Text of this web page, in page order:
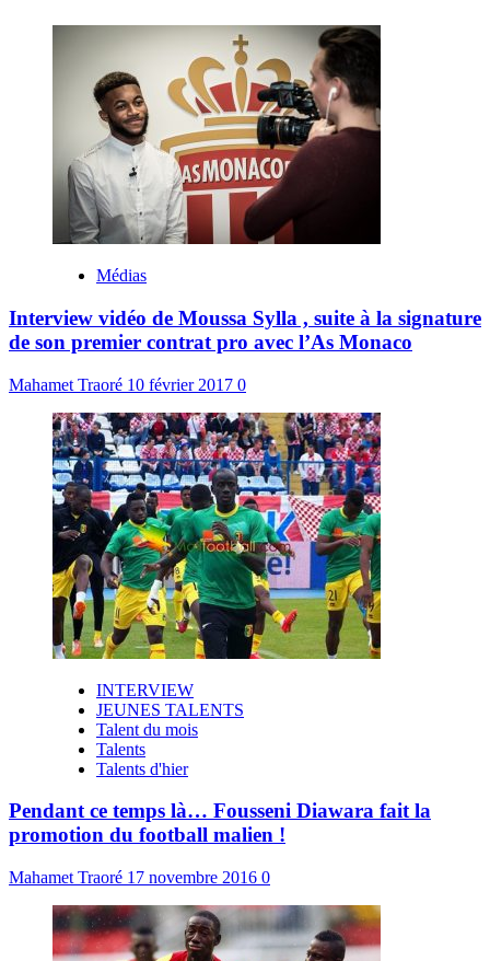
Médias
Interview vidéo de Moussa Sylla , suite à la signature
de son premier contrat pro avec l’As Monaco
Mahamet Traoré 10 février 2017 0
INTERVIEW
JEUNES TALENTS
Talent du mois
Talents
Talents d'hier
Pendant ce temps là… Fousseni Diawara fait la
promotion du football malien !
Mahamet Traoré 17 novembre 2016 0